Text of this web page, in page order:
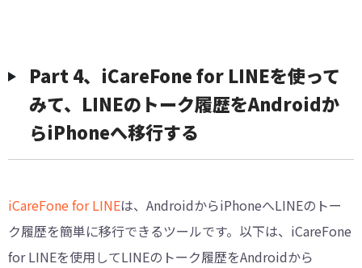
Part 4、iCareFone for LINEを使って
みて、LINEのトーク履歴をAndroidか
らiPhoneへ移行する
iCareFone for LINEは、AndroidからiPhoneへLINEのトー
ク履歴を簡単に移行できるツールです。以下は、iCareFone
for LINEを使用してLINEのトーク履歴をAndroidから